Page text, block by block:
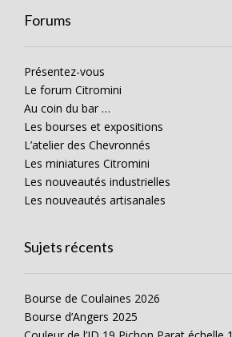
Forums
Présentez-vous
Le forum Citromini
Au coin du bar …
Les bourses et expositions
L’atelier des Chevronnés
Les miniatures Citromini
Les nouveautés industrielles
Les nouveautés artisanales
Sujets récents
Bourse de Coulaines 2026
Bourse d’Angers 2025